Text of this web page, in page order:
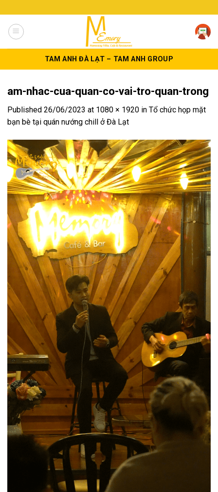
to
content
TAM ANH ĐÀ LẠT – TAM ANH GROUP
am-nhac-cua-quan-co-vai-tro-quan-trong
Published 26/06/2023 at 1080 × 1920 in Tổ chức họp mặt
bạn bè tại quán nướng chill ở Đà Lạt